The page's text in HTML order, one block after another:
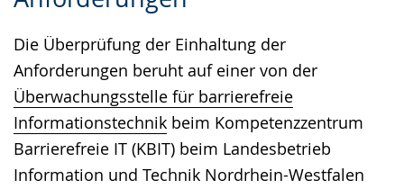
Die Überprüfung der Einhaltung der
Anforderungen beruht auf einer von der
Überwachungsstelle für barrierefreie
Informationstechnik beim Kompetenzzentrum
Barrierefreie IT (KBIT) beim Landesbetrieb
Information und Technik Nordrhein-Westfalen
Gebärdensprache
wird
angezeigt.